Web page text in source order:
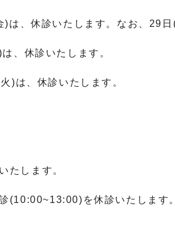
は、休診いたします。なお、29日
、休診いたします。
)は、休診いたします。
たします。
(10:00~13:00)を休診いたします。